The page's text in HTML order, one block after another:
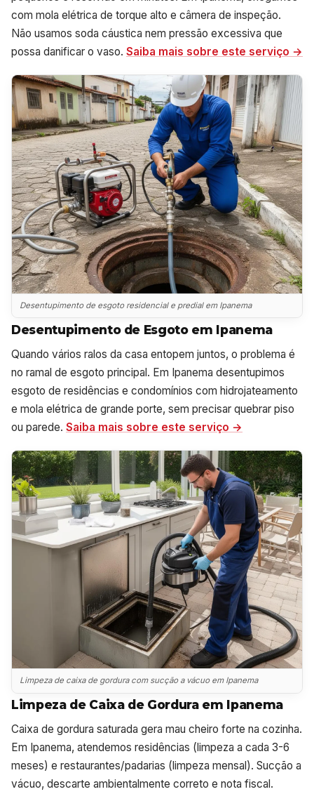
com mola elétrica de torque alto e câmera de inspeção.
Não usamos soda cáustica nem pressão excessiva que
possa danificar o vaso. Saiba mais sobre este serviço →
Desentupimento de esgoto residencial e predial em Ipanema
Desentupimento de Esgoto em Ipanema
Quando vários ralos da casa entopem juntos, o problema é
no ramal de esgoto principal. Em Ipanema desentupimos
esgoto de residências e condomínios com hidrojateamento
e mola elétrica de grande porte, sem precisar quebrar piso
ou parede. Saiba mais sobre este serviço →
Limpeza de caixa de gordura com sucção a vácuo em Ipanema
Limpeza de Caixa de Gordura em Ipanema
Caixa de gordura saturada gera mau cheiro forte na cozinha.
Em Ipanema, atendemos residências (limpeza a cada 3-6
meses) e restaurantes/padarias (limpeza mensal). Sucção a
vácuo, descarte ambientalmente correto e nota fiscal.